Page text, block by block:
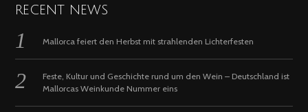
RECENT NEWS
Mallorca feiert den Herbst mit strahlenden Lichterfesten
Feste, Kultur und Geschichte rund um den Wein – Deutschland ist
Mallorcas Weinkunde Nummer eins